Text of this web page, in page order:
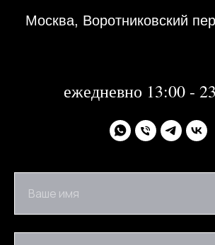
Москва, Воротниковский
ежедневно 13:00 -
Ваше имя